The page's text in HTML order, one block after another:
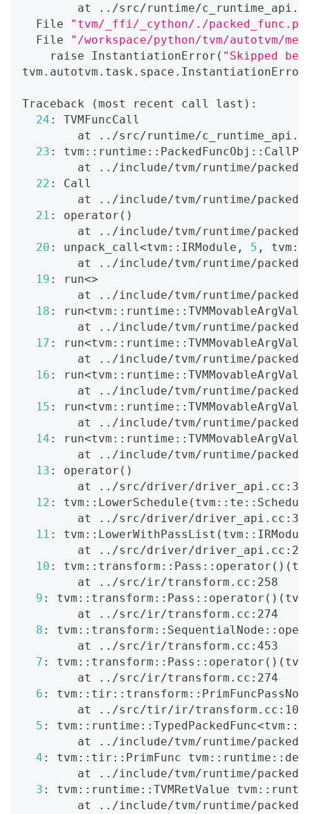
        at
.. /src/runtime/
  File
"tvm/_ffi/_cython/./
  File
"/workspace/python/tvm/autotvm/
    raise InstantiationError
( "Skipped
Traceback (most recent call last ) :
24 : TVMFuncCall
        at
.. /src/runtime/
23 :
        at
.. /include/tvm/runtime/
22 : Call
        at
.. /include/tvm/runtime/
21 : operator ( )
        at
.. /include/tvm/runtime/
20 : unpack_call <tvm::IRModule, 5 , tvm::
        at
.. /include/tvm/runtime/
19 : run<>
        at
.. /include/tvm/runtime/
18 : run<
        at
.. /include/tvm/runtime/
17 : run<
        at
.. /include/tvm/runtime/
16 : run<
        at
.. /include/tvm/runtime/
15 : run<
        at
.. /include/tvm/runtime/
14 : run<
        at
.. /include/tvm/runtime/
13 : operator ( )
        at
.. /src/driver/
12 : tvm::LowerSchedule (
        at
.. /src/driver/
11 : tvm::LowerWithPassList (
        at
.. /src/driver/
10 : tvm::transform::Pass::operator ( ) (
        at
.. /src/ir/transform.cc:258
9 : tvm::transform::Pass::operator ( ) (
        at
.. /src/ir/transform.cc:274
8 :
        at
.. /src/ir/transform.cc:453
7 : tvm::transform::Pass::operator ( ) (
        at
.. /src/ir/transform.cc:274
6 :
        at
.. /src/tir/ir/transform.cc:100
5 : tvm::runtime::TypedPackedFunc<
        at
.. /include/tvm/runtime/
4 : tvm::tir::PrimFunc
        at
.. /include/tvm/runtime/
3 : tvm::runtime::TVMRetValue
        at
.. /include/tvm/runtime/